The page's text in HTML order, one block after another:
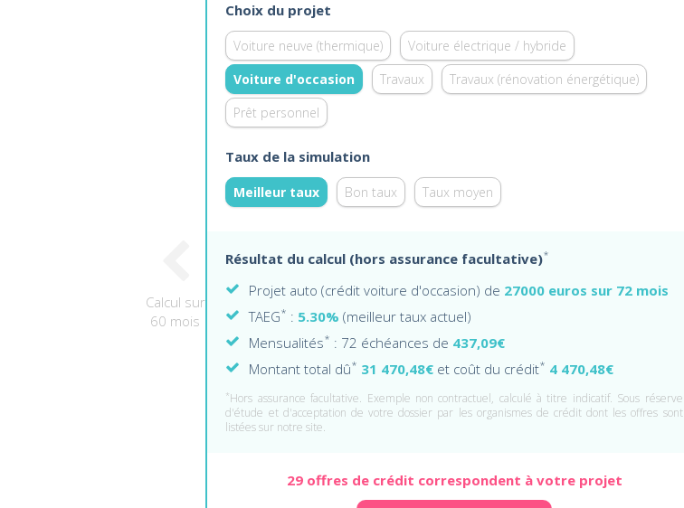
Calcul sur
60 mois
Choix du projet
Voiture neuve (thermique)
Voiture électrique / hybride
Voiture d'occasion
Travaux
Travaux (rénovation énergétique)
Prêt personnel
Taux de la simulation
Meilleur taux Bon taux Taux moyen
Résultat du calcul (hors assurance facultative)*
Projet auto (crédit voiture d'occasion) de 27000 euros sur 72 mois
TAEG* : 5.30% (meilleur taux actuel)
Mensualités* : 72 échéances de 437,09€
Montant total dû* 31 470,48€ et coût du crédit* 4 470,48€
*Hors assurance facultative. Exemple non contractuel, calculé à titre indicatif. Sous réserve
d'étude et d'acceptation de votre dossier par les organismes de crédit dont les offres sont
listées sur notre site.
29 offres de crédit correspondent à votre projet